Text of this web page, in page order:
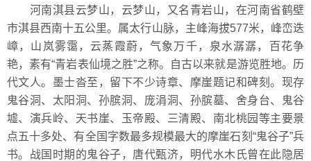
河南淇县云梦山，云梦山，又名青岩山，在河南省鹤壁
市淇县西南十五公里。属太行山脉，主峰海拔577米，峰峦迭
嶂，山岚雾霭，云蒸霞蔚，气象万千，泉水潺潺，百花争
艳，素有“青岩表仙境之胜”之称。自古以来就是游览胜地。历
代文人。墨士沓至，留下不少诗章、摩崖题记和碑刻。现存
鬼谷洞、太阳洞、孙膑洞、庞涓洞、孙膑墓、舍身台、鬼谷
墟、演兵岭、天书崖、玉帝殿、三清殿、南北桃园等主要景
点五十多处、有全国字数最多规模最大的摩崖石刻“鬼谷子”兵
书。战国时期的鬼谷子，唐代甄济，明代水木氏曾在此隐居